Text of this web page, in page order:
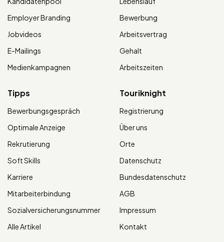
Employer Branding
Jobvideos
E-Mailings
Medienkampagnen
Bewerbung
Arbeitsvertrag
Gehalt
Arbeitszeiten
Tipps
Bewerbungsgespräch
Optimale Anzeige
Rekrutierung
Soft Skills
Karriere
Mitarbeiterbindung
Sozialversicherungsnummer
Alle Artikel
Touriknight
Registrierung
Über uns
Orte
Datenschutz
Bundesdatenschutz
AGB
Impressum
Kontakt